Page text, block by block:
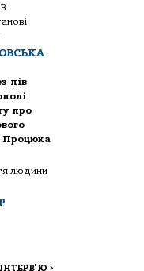
пів
про
Процюка
людини
ІНТЕРВ'Ю >